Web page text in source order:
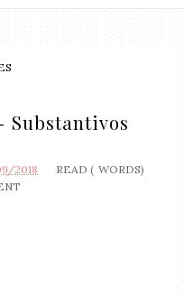
Substantivos
2018 READ ( WORDS)